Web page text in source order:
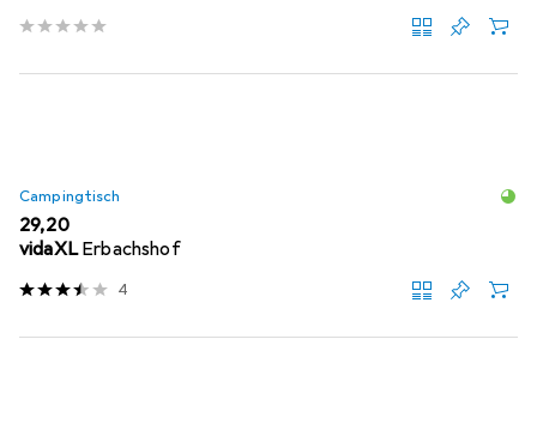
Campingtisch
EUR
29,20
vidaXL Erbachshof
4